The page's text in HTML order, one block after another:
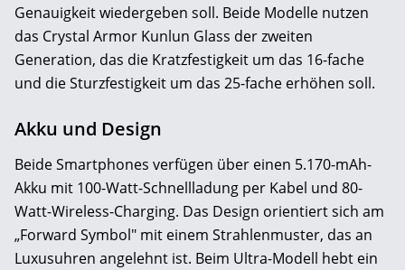
Genauigkeit wiedergeben soll. Beide Modelle nutzen
das Crystal Armor Kunlun Glass der zweiten
Generation, das die Kratzfestigkeit um das 16-fache
und die Sturzfestigkeit um das 25-fache erhöhen soll.
Akku und Design
Beide Smartphones verfügen über einen 5.170-mAh-
Akku mit 100-Watt-Schnellladung per Kabel und 80-
Watt-Wireless-Charging. Das Design orientiert sich am
„Forward Symbol" mit einem Strahlenmuster, das an
Luxusuhren angelehnt ist. Beim Ultra-Modell hebt ein